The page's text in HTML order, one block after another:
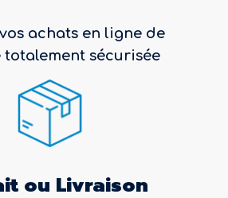
achats en ligne de
totalement sécurisée
ou Livraison